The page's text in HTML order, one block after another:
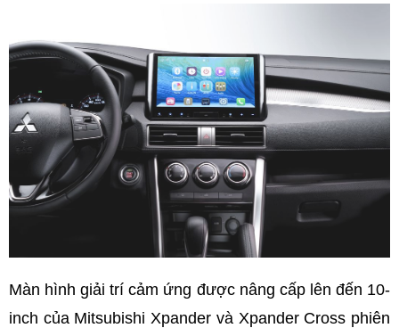
Màn hình giải trí cảm ứng được nâng cấp lên đến 10-
inch của Mitsubishi Xpander và Xpander Cross phiên